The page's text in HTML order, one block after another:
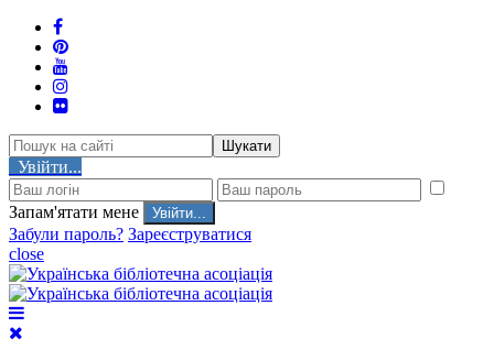
Шукати
Увійти...
Запам'ятати мене
Забули пароль? Зареєструватися
close